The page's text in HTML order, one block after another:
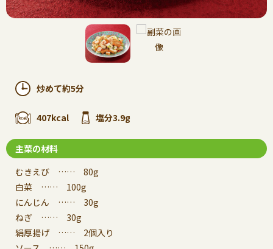
炒めて約5分
407kcal 塩分3.9g
主菜の材料
むきえび …… 80g
白菜 …… 100g
にんじん …… 30g
ねぎ …… 30g
絹厚揚げ …… 2個入り